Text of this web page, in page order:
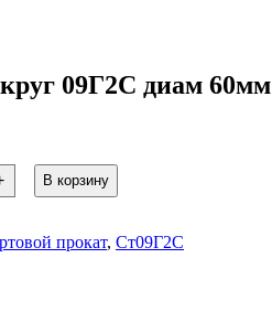
09Г2С диам 60мм
В корзину
прокат, Ст09Г2С